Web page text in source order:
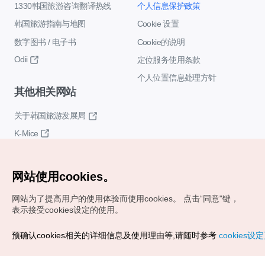
1330韩国旅游咨询翻译热线
韩国旅游指南与地图
数字图书 / 电子书
Odii
个人信息保护政策
Cookie 设置
Cookie的说明
定位服务使用条款
个人位置信息处理方针
其他相关网站
关于韩国旅游发展局
K-Mice
Copyrights (c) 韩国旅游发展局版权所有
网站使用cookies。
网站为了提高用户的使用体验而使用cookies。
点击“同意"键，
表示接受cookies设定的使用。
预确认cookies相关的详细信息及使用理由等,请随时参考 cookies设